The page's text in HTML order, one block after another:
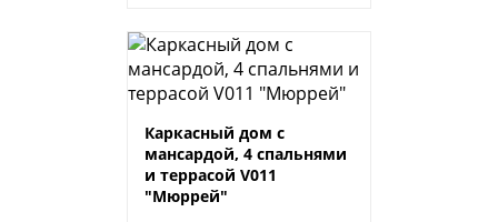
Каркасный дом с
мансардой, 4 спальнями
и террасой V011
"Мюррей"